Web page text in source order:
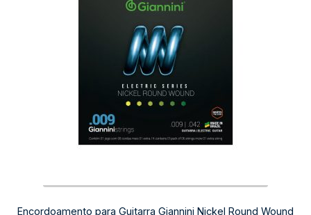
Encordoamento para Guitarra Giannini Nickel Round Wound